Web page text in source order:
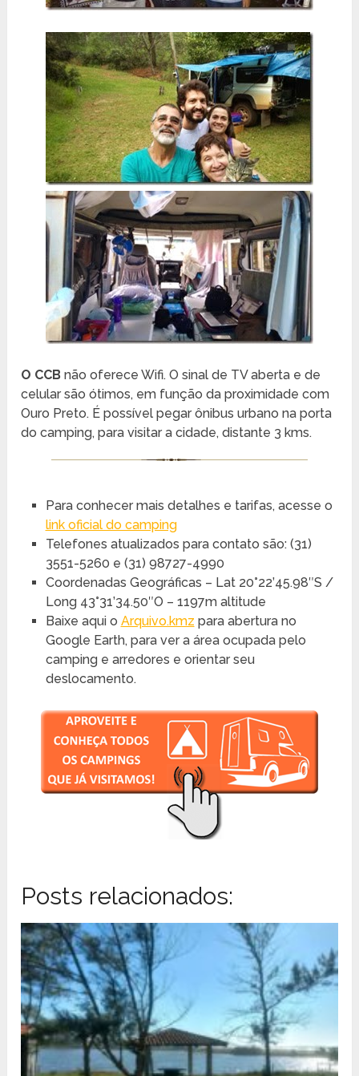
O CCB não oferece Wifi. O sinal de TV aberta e de
celular são ótimos, em função da proximidade com
Ouro Preto. É possível pegar ônibus urbano na porta
do camping, para visitar a cidade, distante 3 kms.
Para conhecer mais detalhes e tarifas, acesse o
link oficial do camping
Telefones atualizados para contato são: (31)
3551-5260 e (31) 98727-4990
Coordenadas Geográficas – Lat 20°22’45.98″S /
Long 43°31’34.50″O – 1197m altitude
Baixe aqui o Arquivo.kmz para abertura no
Google Earth, para ver a área ocupada pelo
camping e arredores e orientar seu
deslocamento.
Posts relacionados: